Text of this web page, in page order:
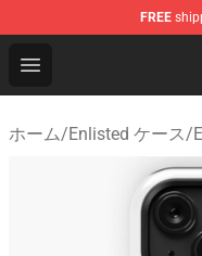
FREE
Open menu
Enlisted Shop -
ホーム/Enlisted ケース/